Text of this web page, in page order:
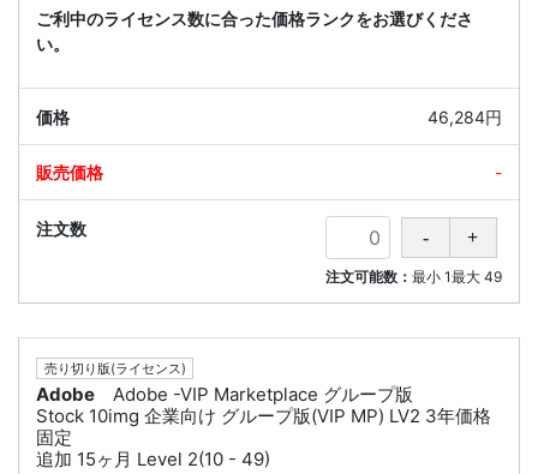
ご利中のライセンス数に合った価格ランクをお選びくださ
い。
46,284円
-
注文可能数： 最小 1最大 49
売り切り版(ライセンス)
Adobe
Adobe -VIP Marketplace グループ版
Stock 10img 企業向け グループ版(VIP MP) LV2 3年価格
固定
追加 15ヶ月 Level 2(10 - 49)